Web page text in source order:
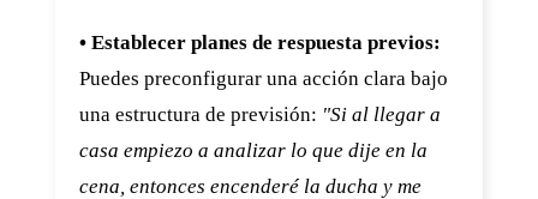
• Establecer planes de respuesta previos:
Puedes preconfigurar una acción clara bajo
una estructura de previsión: "Si al llegar a
casa empiezo a analizar lo que dije en la
cena, entonces encenderé la ducha y me